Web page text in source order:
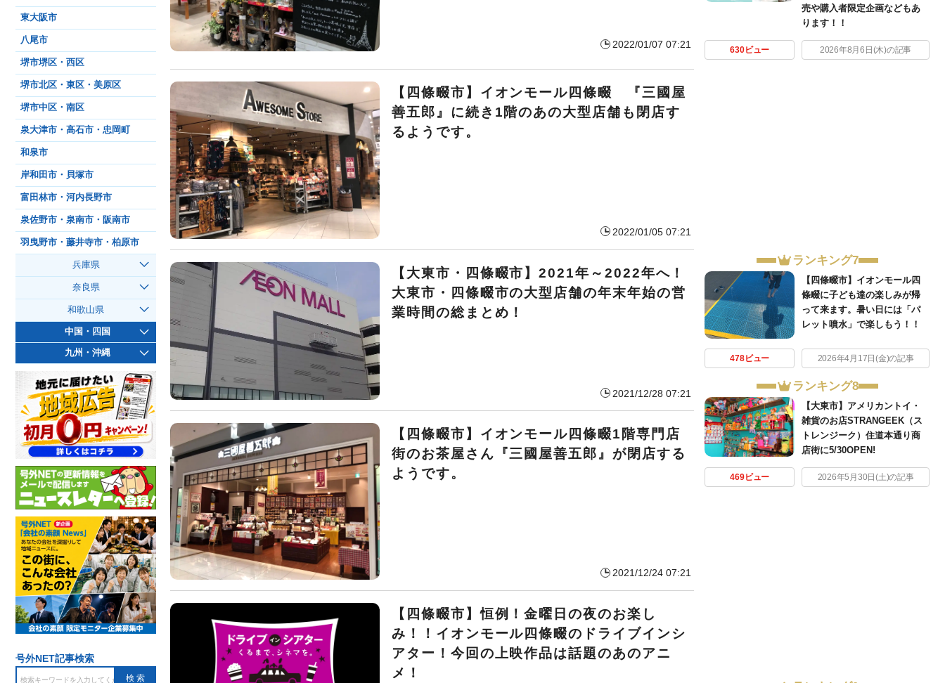
2022/01/07 07:21
【四條畷市】イオンモール四條畷 『三國屋
善五郎』に続き1階のあの大型店舗も閉店す
るようです。
2022/01/05 07:21
【大東市・四條畷市】2021年～2022年へ！
大東市・四條畷市の大型店舗の年末年始の営
業時間の総まとめ！
2021/12/28 07:21
【四條畷市】イオンモール四條畷1階専門店
街のお茶屋さん『三國屋善五郎』が閉店する
ようです。
2021/12/24 07:21
【四條畷市】恒例！金曜日の夜のお楽し
み！！イオンモール四條畷のドライブインシ
アター！今回の上映作品は話題のあのアニ
メ！
売や購入者限定企画などもあ
ります！！
630ビュー 2026年8月6日(木)の記事
ランキング7
【四條畷市】イオンモール四
條畷に子ども達の楽しみが帰
って来ます。暑い日には「パ
レット噴水」で楽しもう！！
478ビュー 2026年4月17日(金)の記事
ランキング8
【大東市】アメリカントイ・
雑貨のお店STRANGEEK（ス
トレンジーク）住道本通り商
店街に5/30OPEN!
469ビュー 2026年5月30日(土)の記事
東大阪市
八尾市
堺市堺区・西区
堺市北区・東区・美原区
堺市中区・南区
泉大津市・高石市・忠岡町
和泉市
岸和田市・貝塚市
富田林市・河内長野市
泉佐野市・泉南市・阪南市
羽曳野市・藤井寺市・柏原市
兵庫県
奈良県
和歌山県
中国・四国
九州・沖縄
号外NET記事検索